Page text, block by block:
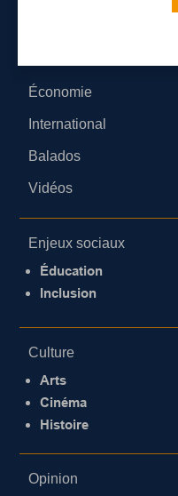
Économie
International
Balados
Vidéos
Enjeux sociaux
Éducation
Inclusion
Culture
Arts
Cinéma
Histoire
Opinion